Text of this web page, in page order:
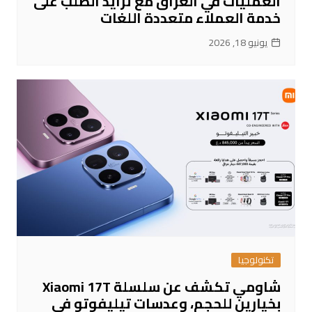
خدمة العملاء متعددة اللغات
يونيو 18, 2026
تكنولوجيا
شاومي تكشف عن سلسلة Xiaomi 17T
بخيارين للحجم، وعدسات تيليفوتو في